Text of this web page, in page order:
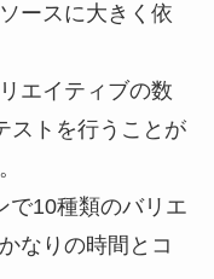
ースに大きく依
エイティブの数
ストを行うことが
で10種類のバリエ
なりの時間とコ